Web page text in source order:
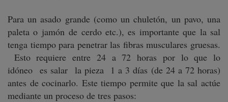
Para un asado grande (como un chuletón, un pavo, una
paleta o jamón de cerdo etc.), es importante que la sal
tenga tiempo para penetrar las fibras musculares gruesas.
Esto requiere entre 24 a 72 horas por lo que lo
idóneo es salar la pieza 1 a 3 días (de 24 a 72 horas)
antes de cocinarlo. Este tiempo permite que la sal actúe
mediante un proceso de tres pasos: